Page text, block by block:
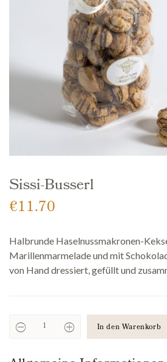
Sissi-Busserl
€11.70
Halbrunde Haselnussmakronen-
Marillenmarmelade und mit
von Hand dressiert, gefüllt und
Sissi- In den Warenkorb